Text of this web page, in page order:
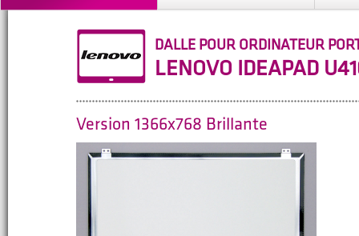
DALLE POUR ORDINATEUR
LENOVO IDEAPAD
Version 1366x768 Brillante